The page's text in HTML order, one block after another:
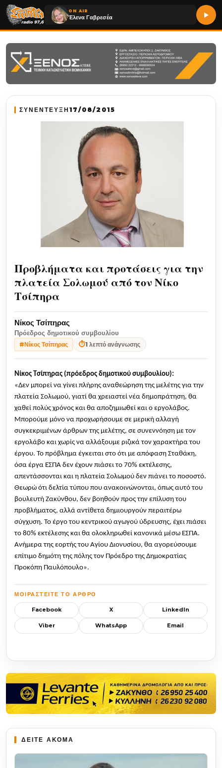
ON AIR
Έλενα Γαβρεσέα
ΣΥΝΕΝΤΕΥΞΗ 17/08/2015
Προβλήματα και προτάσεις για την
πλατεία Σολωμού από τον Νίκο
Τσίπηρα
Νίκος Τσίπηρας
Πρόεδρος δημοτικού συμβουλίου
#Νίκος Τσίπηρας ⏱1 λεπτό ανάγνωσης
Νίκος Τσίπηρας (πρόεδρος δημοτικού συμβουλίου):
«Δεν μπορεί να γίνει πλήρης αναθεώρηση της μελέτης για την
πλατεία Σολωμού, γιατί θα χρειαστεί νέα δημοπράτηση, θα
χαθεί πολύς χρόνος και θα αποζημιωθεί και ο εργολάβος.
Μπορούμε μόνο να προχωρήσουμε σε μερική αλλαγή
συγκεκριμένων άρθρων της μελέτης, σε συνεννόηση με τον
εργολάβο και χωρίς να αλλάξουμε ριζικά τον χαρακτήρα του
έργου. Το πρόβλημα έγκειται στο ότι με απόφαση Σταθάκη,
όσα έργα ΕΣΠΑ δεν έχουν πιάσει το 70% εκτέλεσης,
απεντάσσονται και η πλατεία Σολωμού δεν πιάνει το ποσοστό.
Θεωρώ ότι δελτία τύπου που ανακοινώνονται, όπως αυτό του
βουλευτή Ζακύνθου, δεν βοηθούν προς την επίλυση του
προβλήματος, αλλά αντίθετα δημιουργούν περαιτέρω
σύγχυση. Το έργο του κεντρικού αγωγού ύδρευσης, έχει πιάσει
το 80% εκτέλεσης και θα ολοκληρωθεί κανονικά μέσω ΕΣΠΑ.
Ανήμερα της εορτής του Αγίου Διονυσίου, θα αγορεύσουμε
επίτιμο δημότη της πόλης τον Πρόεδρο της Δημοκρατίας
Προκόπη Παυλόπουλο».
ΜΟΙΡΑΣΤΕΊΤΕ ΤΟ ΆΡΘΡΟ
Facebook X LinkedIn
Viber WhatsApp Email
ΔΕΙΤΕ ΑΚΟΜΑ